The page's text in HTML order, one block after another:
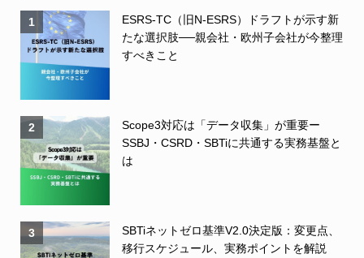
1
ESRS-TC（旧N-ESRS）ドラフトが示す新
たな選択肢──親会社・欧州子会社が今整理
すべきこと
2
Scope3対応は「データ収集」が重要ー
SSBJ・CSRD・SBTiに共通する実務基盤と
は
3
SBTiネットゼロ基準V2.0決定版：変更点、
移行スケジュール、実務ポイントを解説